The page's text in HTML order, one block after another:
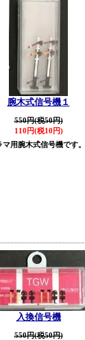
腕木式信号機１
550円(税50円)
110円(税10円)
マ用腕木式信号機です。
入換信号機
550円(税50円)